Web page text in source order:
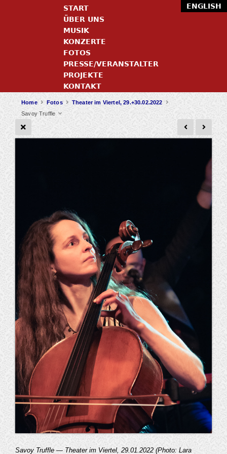
Home Fotos
Theater im Viertel, 29.+30.02.2022
Savoy Truffle
Savoy Truffle — Theater im Viertel, 29.01.2022 (Photo: Lara
START
ÜBER UNS
MUSIK
KONZERTE
FOTOS
PRESSE/VERANSTALTER
PROJEKTE
KONTAKT
ENGLISH